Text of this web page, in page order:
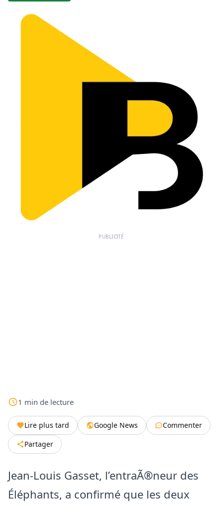
PUBLICITÉ
1 min de lecture
Lire plus tard Google News
Commenter
Partager
Jean-Louis Gasset, l’entraÃ®neur des
Éléphants, a confirmé que les deux